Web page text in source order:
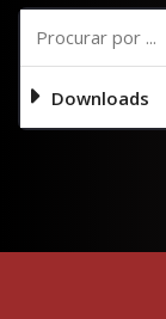
Downloads